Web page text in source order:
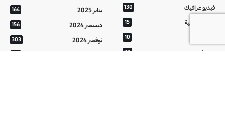
فيديو غرافيك 130
معالم عراقية 15
10
منوعات 20
يناير 2025 164
ديسمبر 2024 156
نوفمبر 2024 303